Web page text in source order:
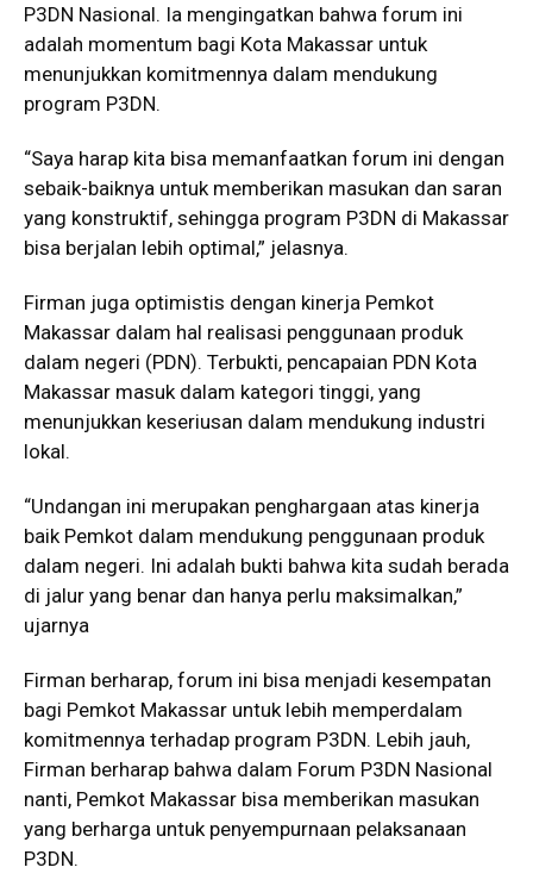
P3DN Nasional. Ia mengingatkan bahwa forum ini
adalah momentum bagi Kota Makassar untuk
menunjukkan komitmennya dalam mendukung
program P3DN.
“Saya harap kita bisa memanfaatkan forum ini dengan
sebaik-baiknya untuk memberikan masukan dan saran
yang konstruktif, sehingga program P3DN di Makassar
bisa berjalan lebih optimal,” jelasnya.
Firman juga optimistis dengan kinerja Pemkot
Makassar dalam hal realisasi penggunaan produk
dalam negeri (PDN). Terbukti, pencapaian PDN Kota
Makassar masuk dalam kategori tinggi, yang
menunjukkan keseriusan dalam mendukung industri
lokal.
“Undangan ini merupakan penghargaan atas kinerja
baik Pemkot dalam mendukung penggunaan produk
dalam negeri. Ini adalah bukti bahwa kita sudah berada
di jalur yang benar dan hanya perlu maksimalkan,”
ujarnya
Firman berharap, forum ini bisa menjadi kesempatan
bagi Pemkot Makassar untuk lebih memperdalam
komitmennya terhadap program P3DN. Lebih jauh,
Firman berharap bahwa dalam Forum P3DN Nasional
nanti, Pemkot Makassar bisa memberikan masukan
yang berharga untuk penyempurnaan pelaksanaan
P3DN.